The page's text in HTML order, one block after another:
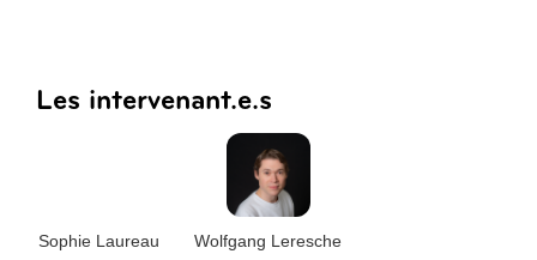
Les intervenant.e.s
Sophie Laureau Wolfgang Leresche